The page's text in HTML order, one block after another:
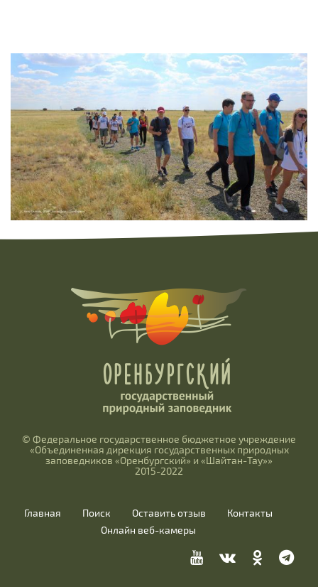
© Федеральное государственное бюджетное учреждение
«Объединенная дирекция государственных природных
заповедников «Оренбургский» и «Шайтан-Тау»»
2015-2022
Главная Поиск Оставить отзыв
Контакты
Онлайн веб-камеры